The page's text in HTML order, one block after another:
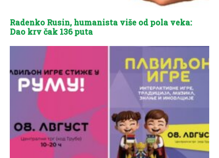
Radenko Rusin, humanista više od pola veka:
Dao krv čak 136 puta